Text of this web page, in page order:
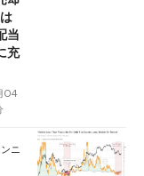
当
充
04
ニ